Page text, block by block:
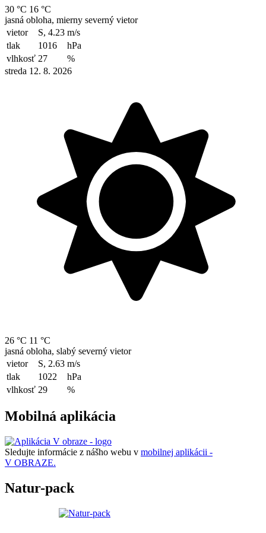
30 °C 16 °C
jasná obloha, mierny severný vietor
vietor
S, 4.23 m/s
tlak
1016
hPa
vlhkosť 27
%
streda 12. 8. 2026
26 °C 11 °C
jasná obloha, slabý severný vietor
vietor
S, 2.63 m/s
tlak
1022
hPa
vlhkosť 29 %
Mobilná aplikácia
Sledujte informácie z nášho webu v mobilnej aplikácii -
V OBRAZE.
Natur-pack